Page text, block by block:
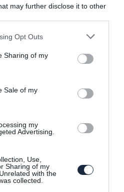
may further disclose it to other
app uses one or more Google
behaviour. You may click to
and its third-party tags to
purposes in below Google
Opt Outs
Sharing of my
Sale of my
my
Advertising.
Use,
Sharing of my
with the
collected.
az új Jaguar XF
911-esről!